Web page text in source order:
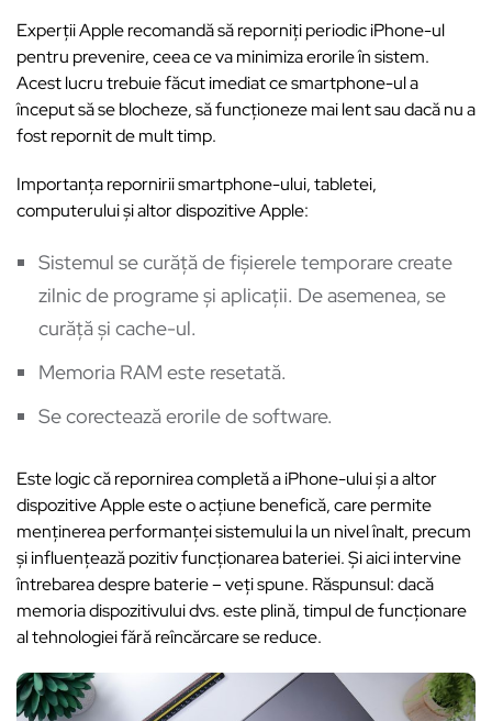
Experții Apple recomandă să reporniți periodic iPhone-ul
pentru prevenire, ceea ce va minimiza erorile în sistem.
Acest lucru trebuie făcut imediat ce smartphone-ul a
început să se blocheze, să funcționeze mai lent sau dacă nu a
fost repornit de mult timp.
Importanța repornirii smartphone-ului, tabletei,
computerului și altor dispozitive Apple:
Sistemul se curăță de fișierele temporare create
zilnic de programe și aplicații. De asemenea, se
curăță și cache-ul.
Memoria RAM este resetată.
Se corectează erorile de software.
Este logic că repornirea completă a iPhone-ului și a altor
dispozitive Apple este o acțiune benefică, care permite
menținerea performanței sistemului la un nivel înalt, precum
și influențează pozitiv funcționarea bateriei. Și aici intervine
întrebarea despre baterie – veți spune. Răspunsul: dacă
memoria dispozitivului dvs. este plină, timpul de funcționare
al tehnologiei fără reîncărcare se reduce.